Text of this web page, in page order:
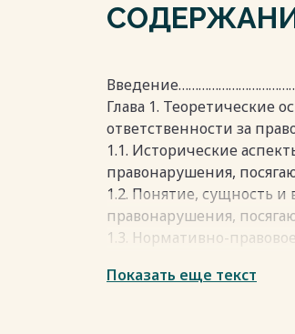
Глава 1. Теоретические
ответственности за
1.1. Исторические
правонарушения,
1.2. Понятие, сущность
правонарушения,
1.3. Нормативно-
………………………………...27
Показать еще текст